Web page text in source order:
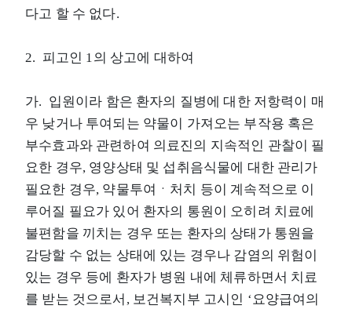
다고 할 수 없다.
2. 피고인 1의 상고에 대하여
가. 입원이라 함은 환자의 질병에 대한 저항력이 매
우 낮거나 투여되는 약물이 가져오는 부작용 혹은
부수효과와 관련하여 의료진의 지속적인 관찰이 필
요한 경우, 영양상태 및 섭취음식물에 대한 관리가
필요한 경우, 약물투여ㆍ처치 등이 계속적으로 이
루어질 필요가 있어 환자의 통원이 오히려 치료에
불편함을 끼치는 경우 또는 환자의 상태가 통원을
감당할 수 없는 상태에 있는 경우나 감염의 위험이
있는 경우 등에 환자가 병원 내에 체류하면서 치료
를 받는 것으로서, 보건복지부 고시인 ‘요양급여의